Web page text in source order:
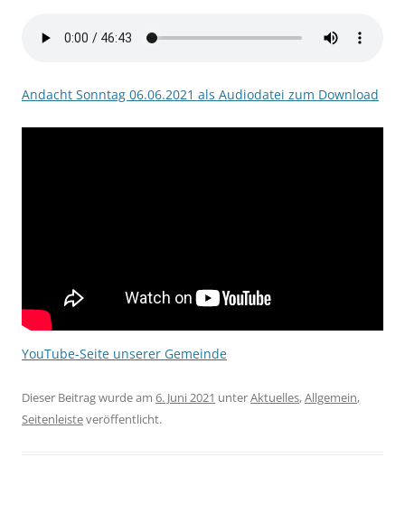
Andacht Sonntag 06.06.2021 als Audiodatei zum Download
YouTube-Seite unserer Gemeinde
Dieser Beitrag wurde am 6. Juni 2021 unterAktuelles,Allgemein,
Seitenleisteveröffentlicht.